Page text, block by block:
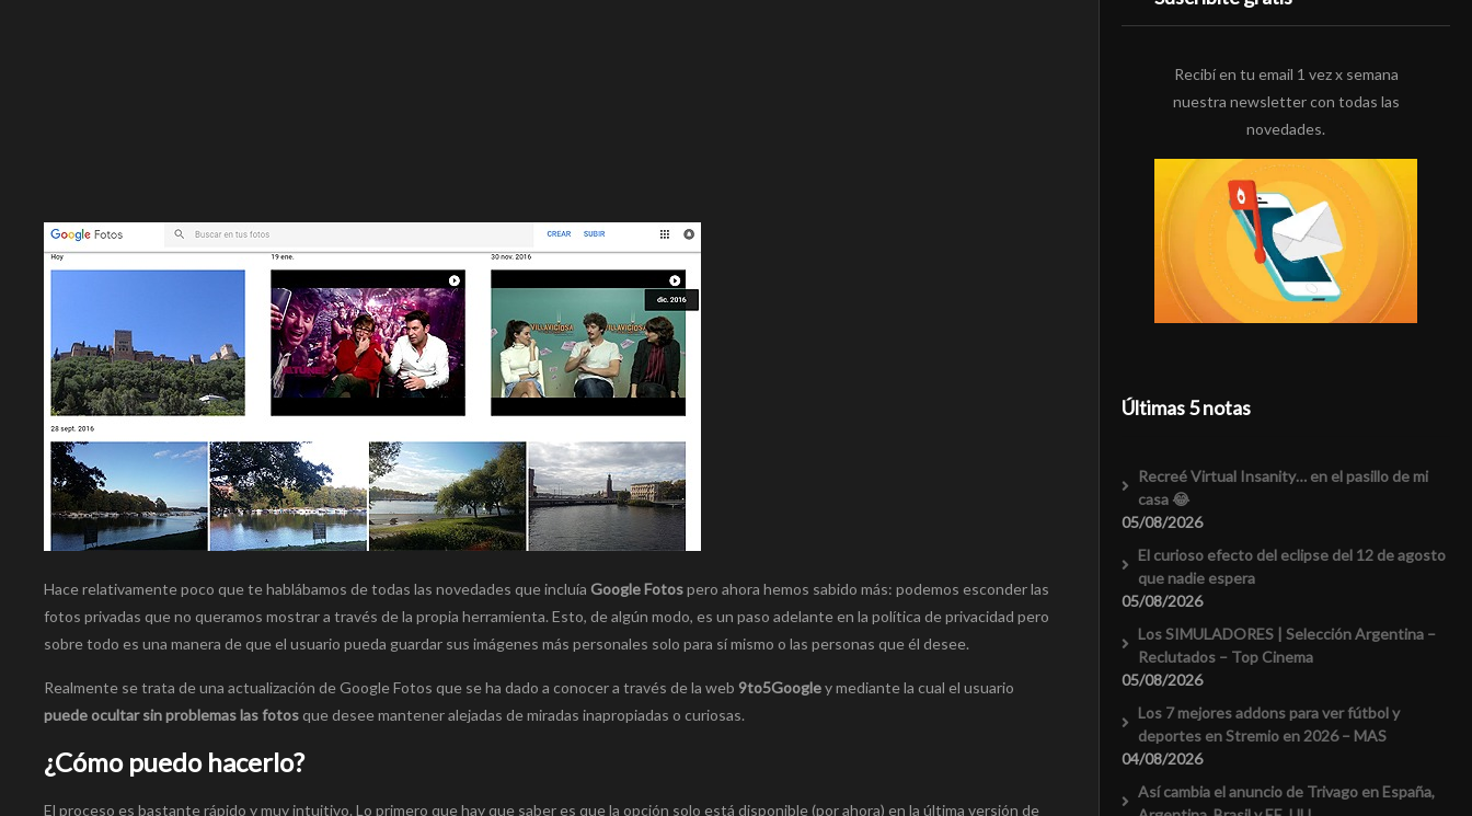
Hace relativamente poco que te hablábamos de todas las novedades que incluía Google Fotospero ahora hemos sabido más: podemos esconder las
fotos privadas que no queramos mostrar a través de la propia herramienta. Esto, de algún modo, es un paso adelante en la política de privacidad pero
sobre todo es una manera de que el usuario pueda guardar sus imágenes más personales solo para sí mismo o las personas que él desee.
Realmente se trata de una actualización de Google Fotos que se ha dado a conocer a través de la web 9to5Googley mediante la cual el usuario
puede ocultar sin problemas las fotosque desee mantener alejadas de miradas inapropiadas o curiosas.
¿Cómo puedo hacerlo?
El proceso es bastante rápido y muy intuitivo. Lo primero que hay que saber es que la opción solo está disponible (por ahora) en la última versión de
Recibí en tu email 1 vez x semana
nuestra newsletter con todas las
novedades.
Últimas 5 notas
Recreé Virtual Insanity… en el pasillo de mi
casa 😂
05/08/2026
El curioso efecto del eclipse del 12 de agosto
que nadie espera
05/08/2026
Los SIMULADORES | Selección Argentina –
Reclutados – Top Cinema
05/08/2026
Los 7 mejores addons para ver fútbol y
deportes en Stremio en 2026 – MAS
04/08/2026
Así cambia el anuncio de Trivago en España,